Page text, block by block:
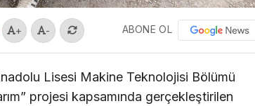
+ - ABONE OL
Lisesi Makine Teknolojisi Bölümü
projesi kapsamında gerçekleştirilen